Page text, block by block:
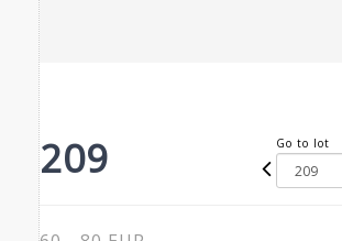
209 Go to lot